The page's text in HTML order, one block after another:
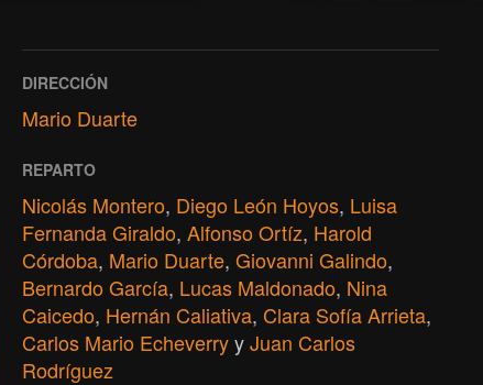
DIRECCIÓN
Mario Duarte
REPARTO
Nicolás Montero, Diego León Hoyos, Luisa
Fernanda Giraldo, Alfonso Ortíz, Harold
Córdoba, Mario Duarte, Giovanni Galindo,
Bernardo García, Lucas Maldonado, Nina
Caicedo, Hernán Caliativa, Clara Sofía Arrieta,
Carlos Mario EcheverryyJuan Carlos
Rodríguez